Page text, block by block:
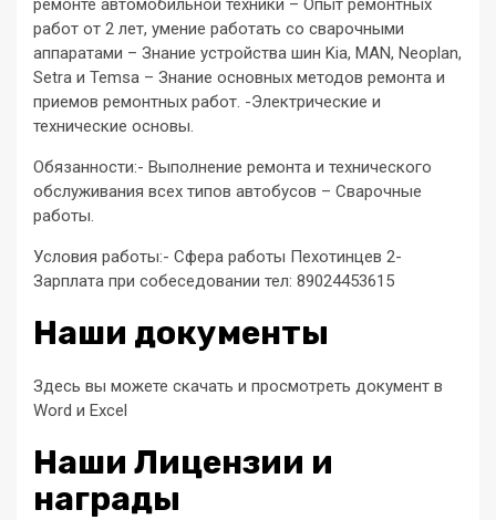
ремонте автомобильной техники – Опыт ремонтных
работ от 2 лет, умение работать со сварочными
аппаратами – Знание устройства шин Kia, MAN, Neoplan,
Setra и Temsa – Знание основных методов ремонта и
приемов ремонтных работ. -Электрические и
технические основы.
Обязанности:- Выполнение ремонта и технического
обслуживания всех типов автобусов – Сварочные
работы.
Условия работы:- Сфера работы Пехотинцев 2-
Зарплата при собеседовании тел: 89024453615
Наши документы
Здесь вы можете скачать и просмотреть документ в
Word и Excel
Наши Лицензии и
награды